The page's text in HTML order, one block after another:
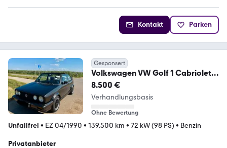
Kontakt Parken
Gesponsert
Volkswagen VW Golf 1 Cabriolet
1.8 Automatik / 2 Hand
8.500 €
Verhandlungsbasis
Ohne Bewertung
Unfallfrei • EZ 04/1990 • 139.500 km • 72 kW (98 PS) • Benzin
Privatanbieter